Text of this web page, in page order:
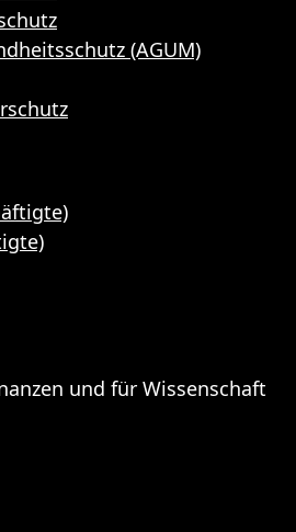
(AGUM)
und für Wissenschaft